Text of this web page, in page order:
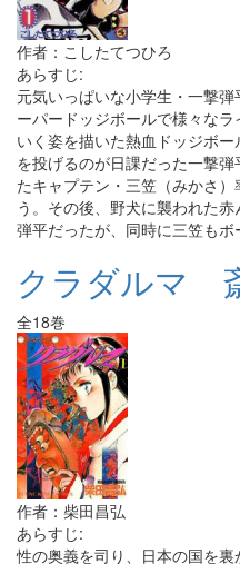
作者：こしたてつひろ
あらすじ:
元気いっぱいな小学生・一撃
ーパードッジボールで様々な
いく姿を描いた熱血ドッジボ
を投げるのが日課だった一撃
たキャプテン・三笠（みかさ
う。その後、野犬に襲われた
弾平だったが、同時に三笠も
クラダルマ
全18巻
作者：柴田昌弘
あらすじ:
性の奥義を司り、日本の国を